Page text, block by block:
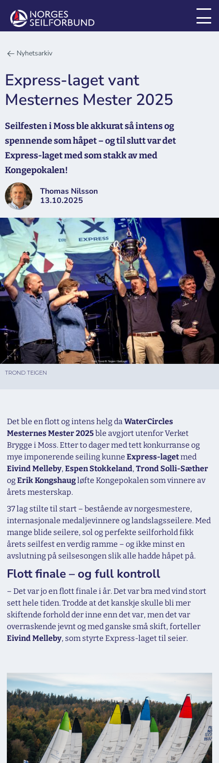
Nyhetsarkiv
Express-laget vant
Mesternes Mester 2025
Seilfesten i Moss ble akkurat så intens og
spennende som håpet – og til slutt var det
Express-laget med som stakk av med
Kongepokalen!
Thomas Nilsson
13.10.2025
TROND TEIGEN
Det ble en flott og intens helg daWaterCircles
Mesternes Mester 2025ble avgjort utenfor Verket
Brygge i Moss. Etter to dager med tett konkurranse og
mye imponerende seiling kunne Express-lagetmed
Eivind Melleby, Espen Stokkeland, Trond Solli-Sæther
ogErik Kongshaugløfte Kongepokalen som vinnere av
årets mesterskap.
37 lag stilte til start – bestående av norgesmestere,
internasjonale medaljevinnere og landslagsseilere. Med
mange blide seilere, sol og perfekte seilforhold fikk
årets seilfest en verdig ramme – og ikke minst en
avslutning på seilsesongen slik alle hadde håpet på.
Flott finale – og full kontroll
– Det var jo en flott finale i år. Det var bra med vind stort
sett hele tiden. Trodde at det kanskje skulle bli mer
skiftende forhold der inne enn det var, men det var
overraskende jevnt og med ganske små skift, forteller
Eivind Melleby, som styrte Express-laget til seier.